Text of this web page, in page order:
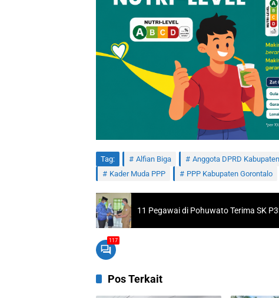
Tag: Alfian Biga Anggota DPRD
Kader Muda PPP
PPP Kabupaten Gorontalo
11 Pegawai di Pohuwato Terima SK
117
Pos Terkait